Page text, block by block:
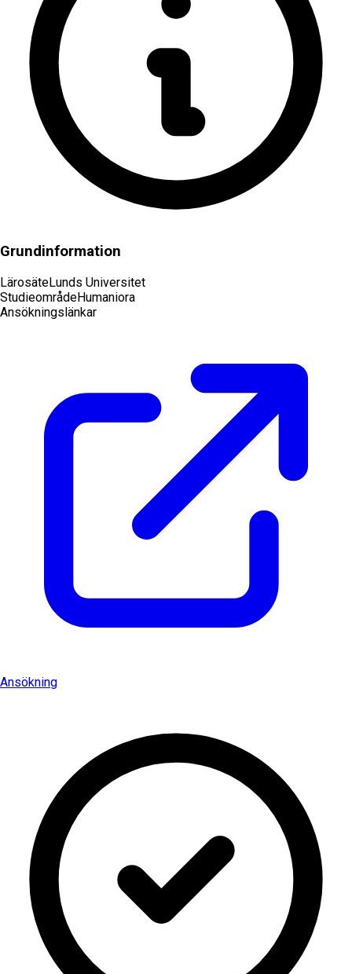
Grundinformation
LärosäteLunds Universitet
StudieområdeHumaniora
Ansökningslänkar
Ansökning